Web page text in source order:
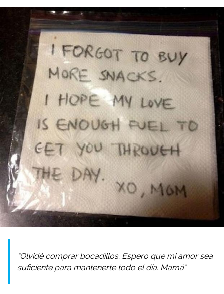
“Olvidé comprar bocadillos. Espero que mi amor sea
suficiente para mantenerte todo el día. Mamá”